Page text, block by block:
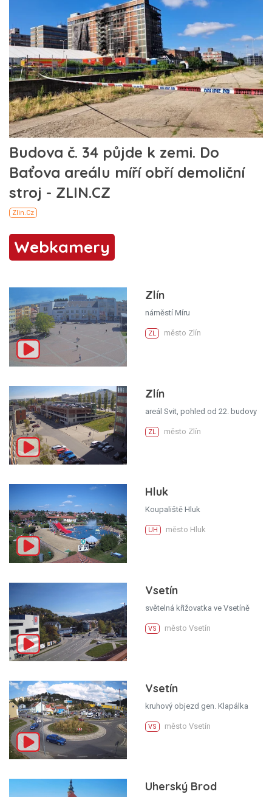
Webkamery
Zlín
náměstí Míru
ZL město Zlín
Zlín
areál Svit, pohled od 22. budovy
ZL město Zlín
Hluk
Koupaliště Hluk
UH město Hluk
Vsetín
světelná křižovatka ve Vsetíně
VS město Vsetín
Vsetín
kruhový objezd gen. Klapálka
VS město Vsetín
Uherský Brod